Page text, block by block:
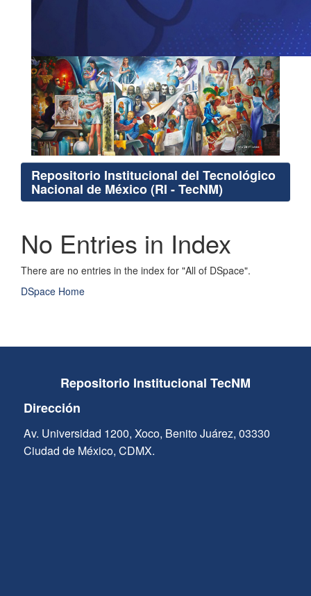
Repositorio Institucional del Tecnológico
Nacional de México (RI - TecNM)
No Entries in Index
There are no entries in the index for "All of DSpace".
DSpace Home
Repositorio Institucional TecNM
Dirección
Av. Universidad 1200, Xoco, Benito Juárez, 03330
Ciudad de México, CDMX.